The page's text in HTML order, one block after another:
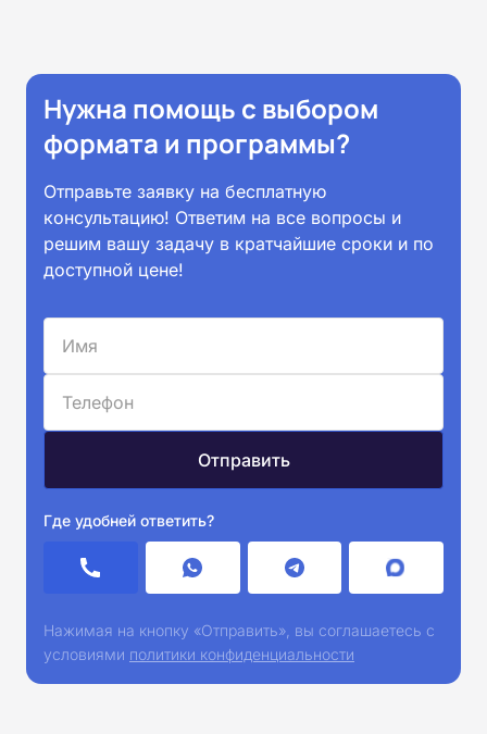
Нужна помощь с выбором
формата и программы?
Отправьте заявку на бесплатную
консультацию! Ответим на все вопросы и
решим вашу задачу в кратчайшие сроки и по
доступной цене!
Где удобней ответить?
Нажимая на кнопку «Отправить», вы соглашаетесь с
условиями политики конфиденциальности